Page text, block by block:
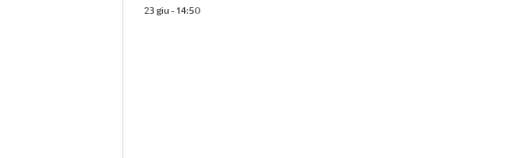
23 giu - 14:50